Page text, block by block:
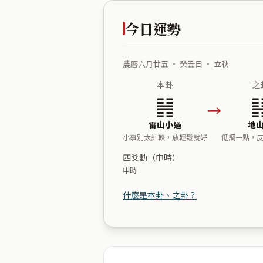
今日運勢
農曆六月廿五 ・ 癸丑日 ・ 立秋
本卦
䷽
雷山小過
小事別太計較，放輕鬆就好
→
之
地
低調一點，
四爻動（申時）
申時
什麼是本卦、之卦？